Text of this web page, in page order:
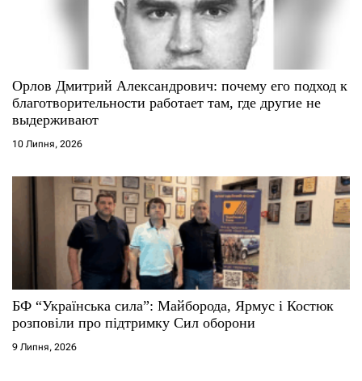
Орлов Дмитрий Александрович: почему его подход к
благотворительности работает там, где другие не
выдерживают
10 Липня, 2026
БФ “Українська сила”: Майборода, Ярмус і Костюк
розповіли про підтримку Сил оборони
9 Липня, 2026